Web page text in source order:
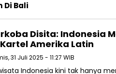
Di Bali
Disita: Indonesia
Amerika Latin
31 Juli 2025 - 11:27 WIB
Indonesia kini tak hanya